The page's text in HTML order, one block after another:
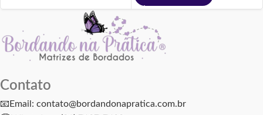
Contato
📧Email: contato@bordandonapratica.com.br